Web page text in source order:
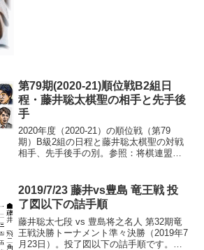
第79期(2020-21)順位戦B2組日
程・藤井聡太棋聖の相手と先手後
手
2020年度（2020-21）の順位戦（第79
期）B級2組の日程と藤井聡太棋聖の対戦
相手、先手後手の別。参照：将棋連盟公
火曜日。※藤井棋聖の番付は21位（25...
2019/7/23 藤井vs豊島 竜王戦 投
了図以下の詰手順
藤井聡太七段 vs 豊島将之名人 第32期竜
王戦決勝トーナメント準々決勝（2019年7
月23日）。投了図以下の詰手順です。詰